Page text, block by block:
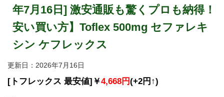
年7月16日] 激安通販も驚くプロも納得！
安い買い方】Toflex 500mg セファレキ
シン ケフレックス
更新日： 2026年7月16日
[トフレックス 最安値]￥4,668円(+2円↑)